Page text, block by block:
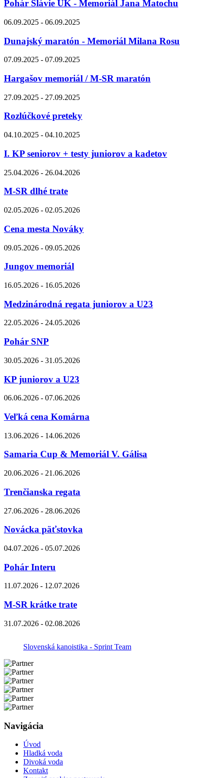
Pohár Slávie UK - Memoriál Jana Matochu
06.09.2025 - 06.09.2025
Dunajský maratón - Memoriál Milana Rosu
07.09.2025 - 07.09.2025
Hargašov memoriál / M-SR maratón
27.09.2025 - 27.09.2025
Rozlúčkové preteky
04.10.2025 - 04.10.2025
I. KP seniorov + testy juniorov a kadetov
25.04.2026 - 26.04.2026
M-SR dlhé trate
02.05.2026 - 02.05.2026
Cena mesta Nováky
09.05.2026 - 09.05.2026
Jungov memoriál
16.05.2026 - 16.05.2026
Medzinárodná regata juniorov a U23
22.05.2026 - 24.05.2026
Pohár SNP
30.05.2026 - 31.05.2026
KP juniorov a U23
06.06.2026 - 07.06.2026
Veľká cena Komárna
13.06.2026 - 14.06.2026
Samaria Cup & Memoriál V. Gálisa
20.06.2026 - 21.06.2026
Trenčianska regata
27.06.2026 - 28.06.2026
Novácka päťstovka
04.07.2026 - 05.07.2026
Pohár Interu
11.07.2026 - 12.07.2026
M-SR krátke trate
31.07.2026 - 02.08.2026
Slovenská kanoistika - Sprint Team
Navigácia
Úvod
Hladká voda
Divoká voda
Kontakt